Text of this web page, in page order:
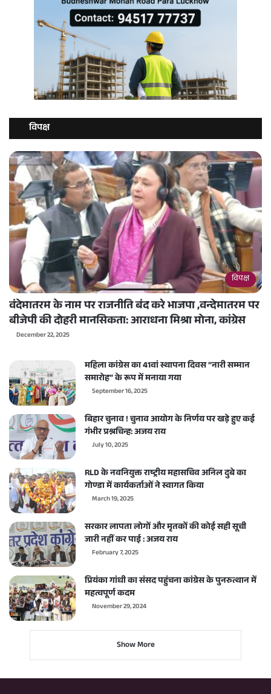
विपक्ष
विपक्ष
वंदेमातरम के नाम पर राजनीति बंद करे भाजपा ,वन्देमातरम पर
बीजेपी की दोहरी मानसिकता: आराधना मिश्रा मोना, कांग्रेस
December 22, 2025
महिला कांग्रेस का 41वां स्थापना दिवस “नारी सम्मान
समारोह” के रूप में मनाया गया
September 16, 2025
बिहार चुनाव ! चुनाव आयोग के निर्णय पर खड़े हुए कई
गंभीर प्रश्नचिन्ह: अजय राय
July 10, 2025
RLD के नवनियुक्त राष्ट्रीय महासचिव अनिल दुबे का
गोण्डा में कार्यकर्ताओं ने स्वागत किया
March 19, 2025
सरकार लापता लोगों और मृतकों की कोई सही सूची
जारी नहीं कर पाई : अजय राय
February 7, 2025
प्रियंका गांधी का संसद पहुंचना कांग्रेस के पुनरुत्थान में
महत्वपूर्ण कदम
November 29, 2024
Show More